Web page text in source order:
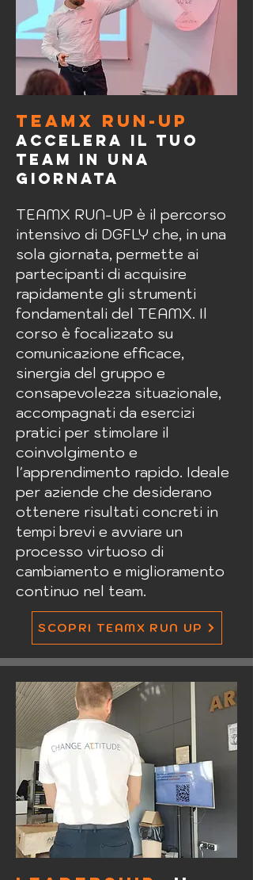
TEAMX run-up
Accelera il tuo
team in una
giornata
TEAMX RUN-UP è il percorso
intensivo di DGFLY che, in una
sola giornata, permette ai
partecipanti di acquisire
rapidamente gli strumenti
fondamentali del TEAMX. Il
corso è focalizzato su
comunicazione efficace,
sinergia del gruppo e
consapevolezza situazionale,
accompagnati da esercizi
pratici per stimolare il
coinvolgimento e
l'apprendimento rapido. Ideale
per aziende che desiderano
ottenere risultati concreti in
tempi brevi e avviare un
processo virtuoso di
cambiamento e miglioramento
continuo nel team.
SCOPRI TEAMX RUN UP